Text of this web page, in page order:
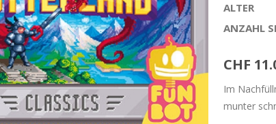
ALTER
ANZAHL
CHF
Im
munter